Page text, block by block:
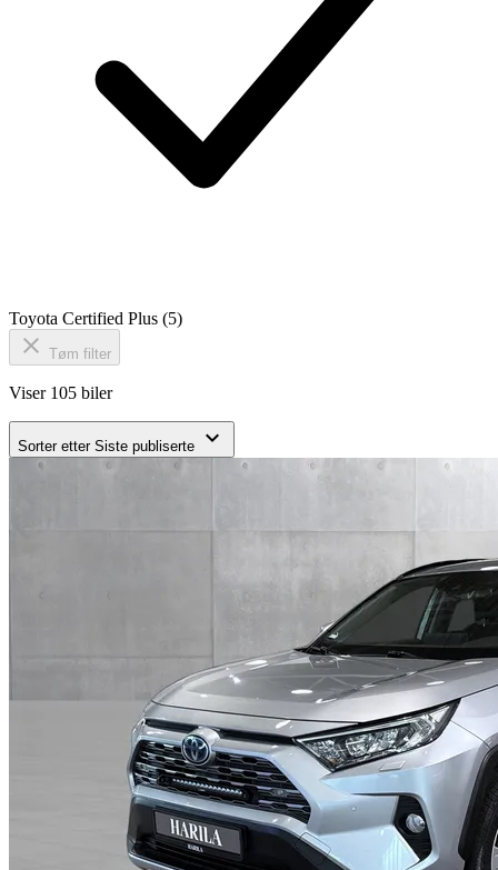
Toyota Certified Plus (5)
close Tøm filter
Viser 105 biler
Sorter etter Siste publiserte expand_more